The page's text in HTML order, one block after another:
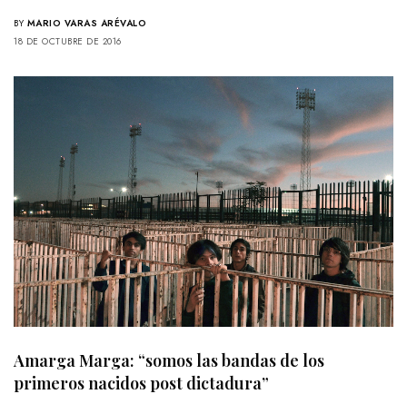
BY MARIO VARAS ARÉVALO
18 DE OCTUBRE DE 2016
Amarga Marga: “somos las bandas de los
primeros nacidos post dictadura”